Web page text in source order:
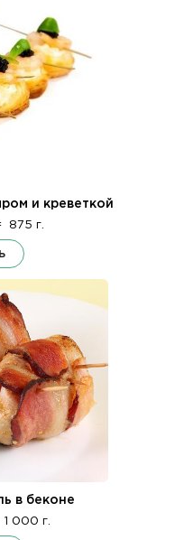
и креветкой
875 г.
в беконе
1 000 г.